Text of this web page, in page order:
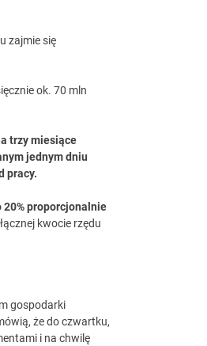
zajmie się
ok. 70 mln
trzy miesiące
jednym dniu
pracy.
proporcjonalnie
kwocie rzędu
gospodarki
że do czwartku,
i na chwilę